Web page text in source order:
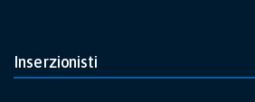
Inserzionisti